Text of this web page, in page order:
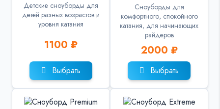
Детские сноуборды для
детей разных возрастов и
уровня катания
1100 ₽
Выбрать
Сноуборды для
комфортного, спокойного
катания, для начинающих
райдеров
2000 ₽
Выбрать